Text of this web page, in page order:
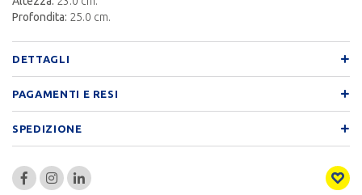
Profondita: 25.0 cm.
DETTAGLI
PAGAMENTI E RESI
SPEDIZIONE